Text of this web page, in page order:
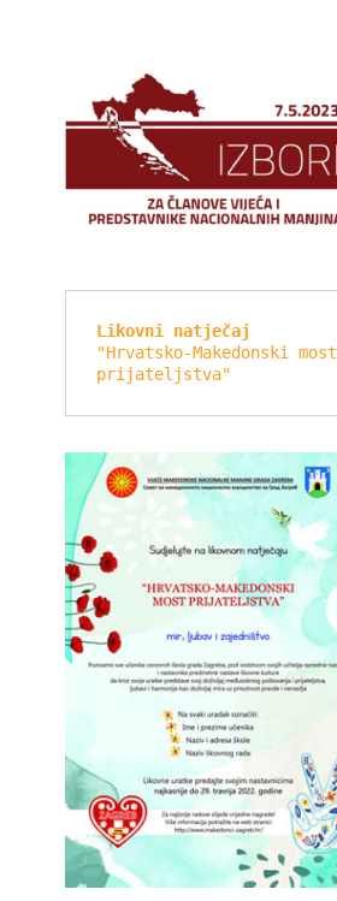
Likovni natječaj
"Hrvatsko-Makedonski most
prijateljstva"